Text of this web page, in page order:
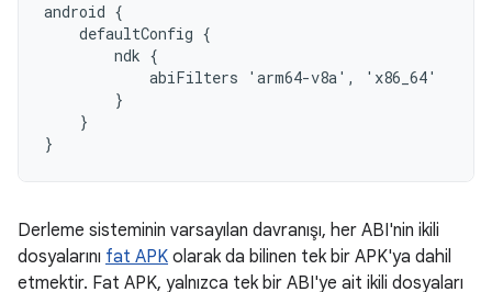
android {
    defaultConfig {
        ndk {
            abiFilters 'arm64-v8a', 'x86_64'
        }
    }
Derleme sisteminin varsayılan davranışı, her ABI'nin ikili
dosyalarını fat APK olarak da bilinen tek bir APK'ya dahil
etmektir. Fat APK, yalnızca tek bir ABI'ye ait ikili dosyaları